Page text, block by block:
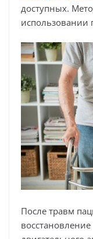
доступных.
использовании
После травм